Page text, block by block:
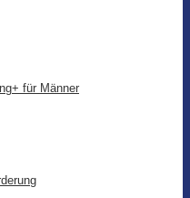
für Männer